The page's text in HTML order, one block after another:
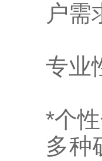
户需
专业
*个
多种